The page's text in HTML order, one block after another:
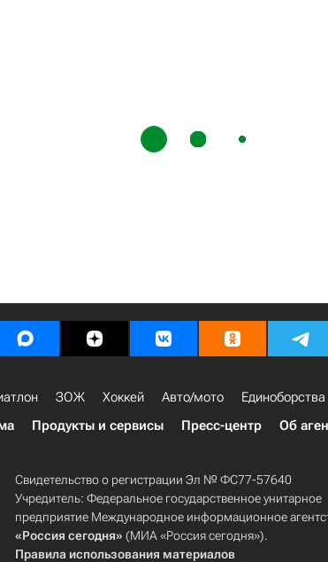
ЗОЖ Хоккей Авто/мото Единоборства
Продукты и сервисы Пресс-центр Об
Свидетельство о регистрации Эл № ФС77-57640
Учредитель: Федеральное государственное унитарное
предприятие Международное информационное
«Россия сегодня» (МИА «Россия сегодня»).
Правила использования материалов